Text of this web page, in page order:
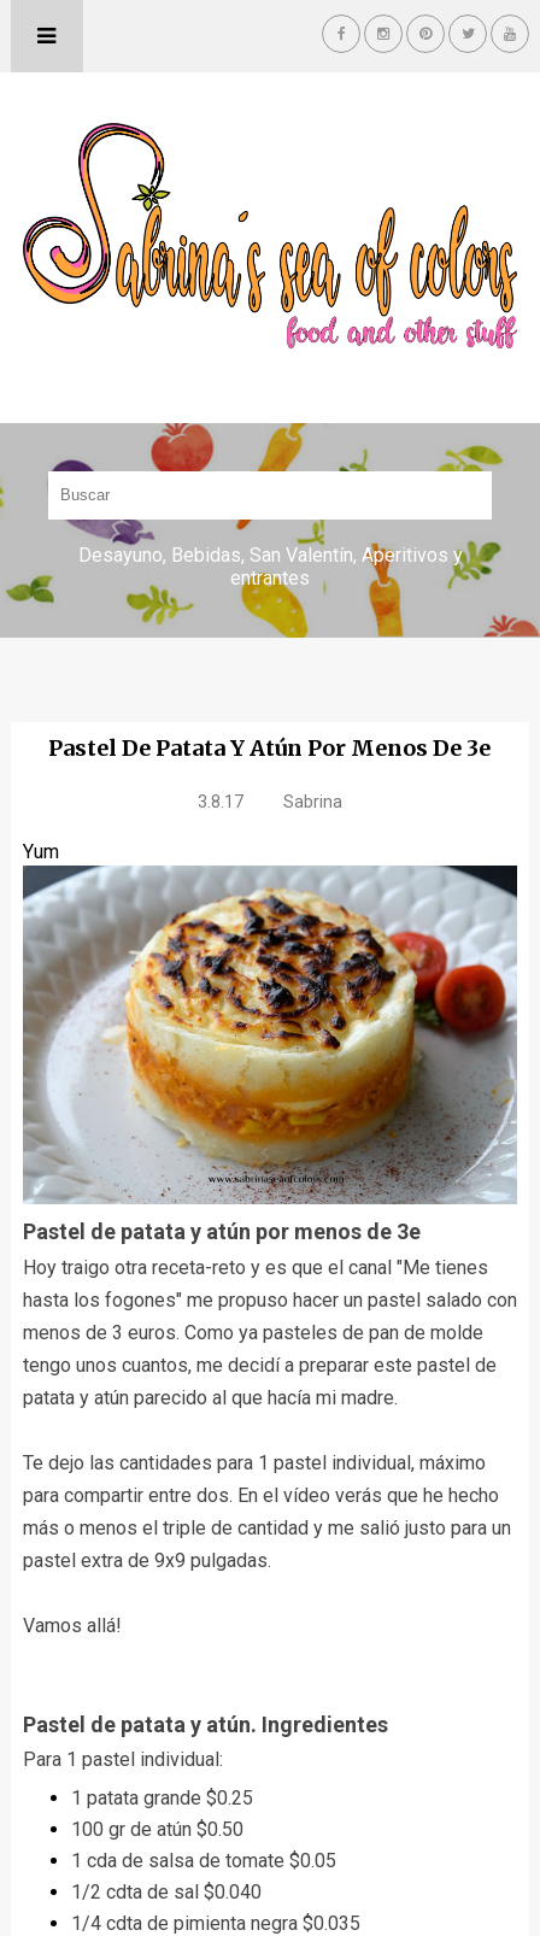
Desayuno Bebidas San Valentín Aperitivos y
entrantes
Pastel De Patata Y Atún Por Menos De 3e
3.8.17 Sabrina
Yum
Pastel de patata y atún por menos de 3e
Hoy traigo otra receta-reto y es que el canal "Me tienes
hasta los fogones" me propuso hacer un pastel salado con
menos de 3 euros. Como ya pasteles de pan de molde
tengo unos cuantos, me decidí a preparar este pastel de
patata y atún parecido al que hacía mi madre.
Te dejo las cantidades para 1 pastel individual, máximo
para compartir entre dos. En el vídeo verás que he hecho
más o menos el triple de cantidad y me salió justo para un
pastel extra de 9x9 pulgadas.
Vamos allá!
Pastel de patata y atún. Ingredientes
Para 1 pastel individual:
1 patata grande $0.25
100 gr de atún $0.50
1 cda de salsa de tomate $0.05
1/2 cdta de sal $0.040
1/4 cdta de pimienta negra $0.035